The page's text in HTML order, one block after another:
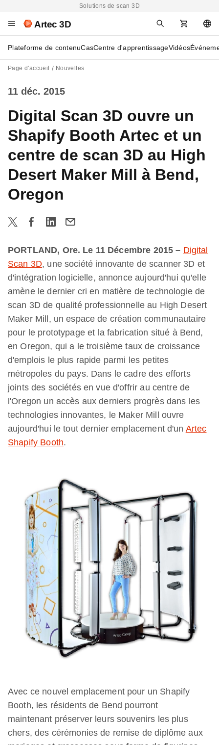
Solutions de scan 3D
Artec 3D
Plateforme de contenuCasCentre d'apprentissageVidéos
Page d'accueil Nouvelles
11 déc. 2015
Digital Scan 3D ouvre un
Shapify Booth Artec et un
centre de scan 3D au High
Desert Maker Mill à Bend,
Oregon
PORTLAND, Ore. Le 11 Décembre 2015 – Digital
Scan 3D, une société innovante de scanner 3D et
d'intégration logicielle, annonce aujourd'hui qu'elle
amène le dernier cri en matière de technologie de
scan 3D de qualité professionnelle au High Desert
Maker Mill, un espace de création communautaire
pour le prototypage et la fabrication situé à Bend,
en Oregon, qui a le troisième taux de croissance
d'emplois le plus rapide parmi les petites
métropoles du pays. Dans le cadre des efforts
joints des sociétés en vue d'offrir au centre de
l'Oregon un accès aux derniers progrès dans les
technologies innovantes, le Maker Mill ouvre
aujourd'hui le tout dernier emplacement d'un Artec
Shapify Booth.
Avec ce nouvel emplacement pour un Shapify
Booth, les résidents de Bend pourront
maintenant préserver leurs souvenirs les plus
chers, des cérémonies de remise de diplôme aux